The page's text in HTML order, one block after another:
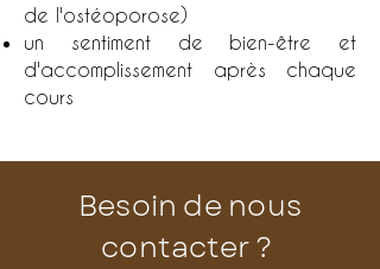
de l'ostéoporose)
un sentiment de bien-être et
d'accomplissement après chaque
cours
Besoin de nous
contacter ?